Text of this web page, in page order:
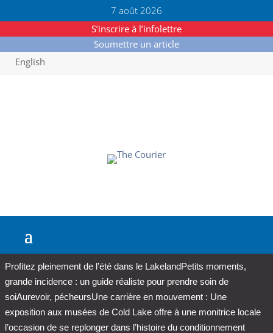
7 août 2026
S’inscrire à l’infolettre
Soumettre un article
English
Profitez pleinement de l’été dans le LakelandPetits moments,
grande incidence : un guide réaliste pour prendre soin de
soiAurevoir, pécheursUne carrière en mouvement : Une
exposition aux musées de Cold Lake offre à une monitrice locale
l’occasion de se replonger dans l’histoire du conditionnement